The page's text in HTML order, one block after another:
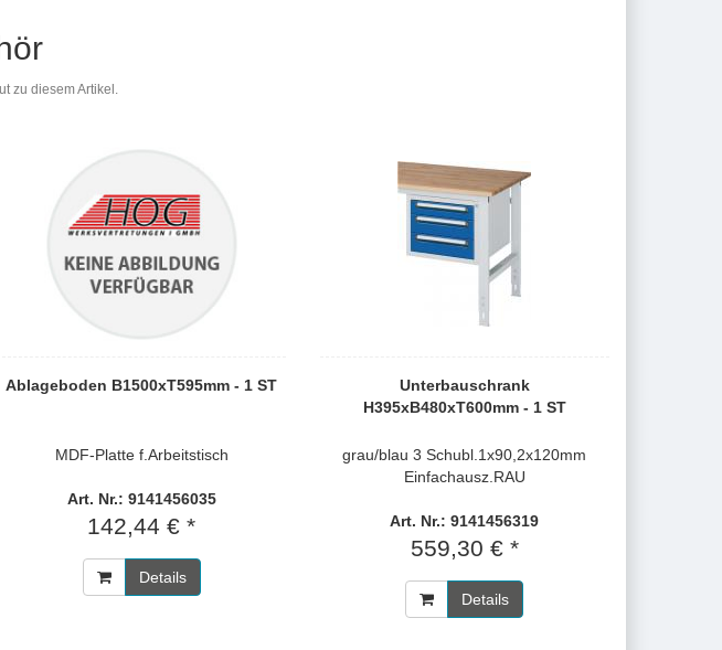
zu diesem Artikel.
Ablageboden B1500xT595mm - 1 ST
MDF-Platte f.Arbeitstisch
Art. Nr.: 9141456035
142,44 € *
Details
Unterbauschrank
H395xB480xT600mm - 1 ST
grau/blau 3 Schubl.1x90,2x120mm
Einfachausz.RAU
Art. Nr.: 9141456319
559,30 € *
Details